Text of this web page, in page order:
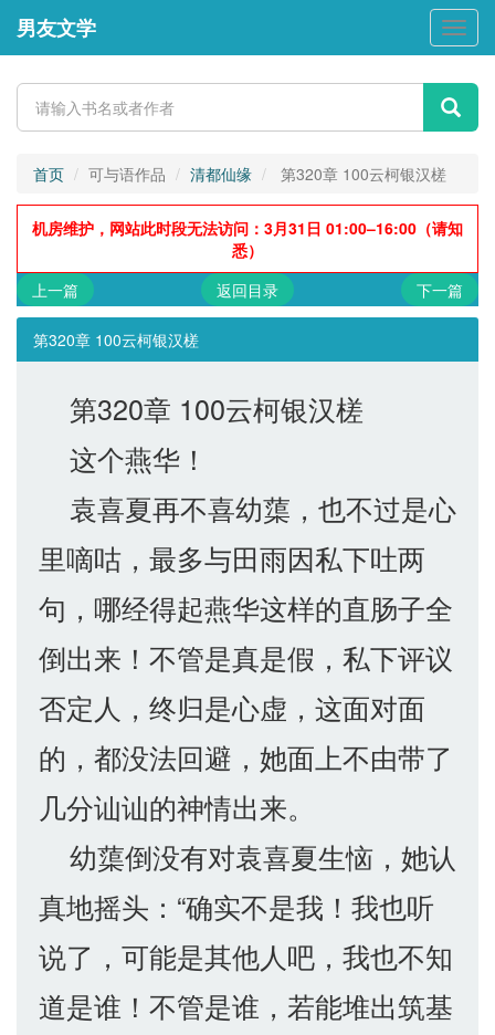
男
友
学
男友文学
首页 可与语作品 清都仙缘 第320章 100云柯银汉槎
机房维护，网站此时段无法访问：3月31日 01:00–16:00（请知
悉）
上一篇
返回目录 下一篇
第320章 100云柯银汉槎
第320章 100云柯银汉槎
这个燕华！
袁喜夏再不喜幼蕖，也不过是心
里嘀咕，最多与田雨因私下吐两
句，哪经得起燕华这样的直肠子全
倒出来！不管是真是假，私下评议
否定人，终归是心虚，这面对面
的，都没法回避，她面上不由带了
几分讪讪的神情出来。
幼蕖倒没有对袁喜夏生恼，她认
真地摇头：“确实不是我！我也听
说了，可能是其他人吧，我也不知
道是谁！不管是谁，若能堆出筑基